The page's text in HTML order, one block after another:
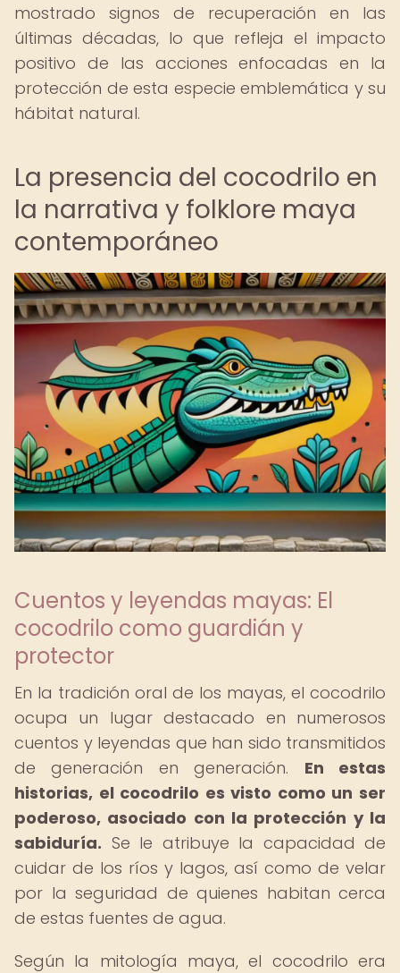
mostrado signos de recuperación en las
últimas décadas, lo que refleja el impacto
positivo de las acciones enfocadas en la
protección de esta especie emblemática y su
hábitat natural.
La presencia del cocodrilo en
la narrativa y folklore maya
contemporáneo
Cuentos y leyendas mayas: El
cocodrilo como guardián y
protector
En la tradición oral de los mayas, el cocodrilo
ocupa un lugar destacado en numerosos
cuentos y leyendas que han sido transmitidos
de generación en generación. En estas
historias, el cocodrilo es visto como un ser
poderoso, asociado con la protección y la
sabiduría. Se le atribuye la capacidad de
cuidar de los ríos y lagos, así como de velar
por la seguridad de quienes habitan cerca
de estas fuentes de agua.
Según la mitología maya, el cocodrilo era